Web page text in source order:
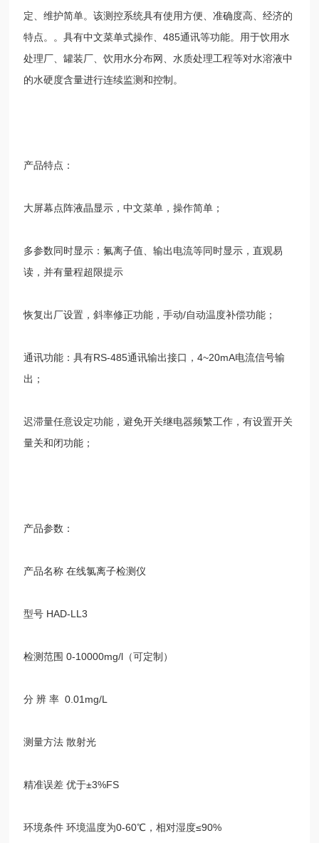
定、维护简单。该测控系统具有使用方便、准确度高、经济的
特点。。具有中文菜单式操作、485通讯等功能。用于饮用水
处理厂、罐装厂、饮用水分布网、水质处理工程等对水溶液中
的水硬度含量进行连续监测和控制。
产品特点：
大屏幕点阵液晶显示，中文菜单，操作简单；
多参数同时显示：氟离子值、输出电流等同时显示，直观易
读，并有量程超限提示
恢复出厂设置，斜率修正功能，手动/自动温度补偿功能；
通讯功能：具有RS-485通讯输出接口，4~20mA电流信号输
出；
迟滞量任意设定功能，避免开关继电器频繁工作，有设置开关
量关和闭功能；
产品参数：
产品名称 在线氯离子检测仪
型号 HAD-LL3
检测范围 0-10000mg/l （可定制）
分 辨 率 0.01mg/L
测量方法 散射光
精准误差 优于±3%FS
环境条件 环境温度为0-60℃ ，相对湿度≤90%